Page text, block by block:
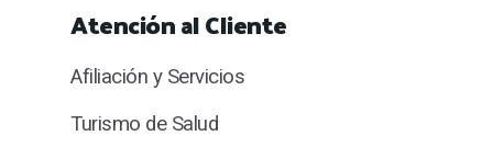
Atención al Cliente
Afiliación y Servicios
Turismo de Salud